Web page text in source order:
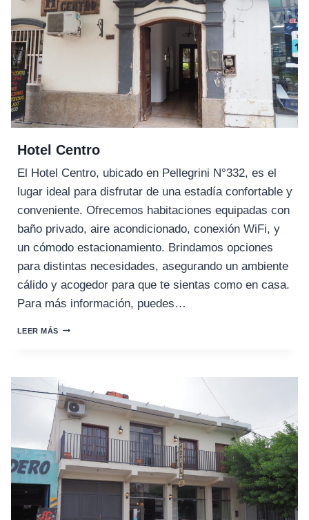
Hotel Centro
El Hotel Centro, ubicado en Pellegrini N°332, es el
lugar ideal para disfrutar de una estadía confortable y
conveniente. Ofrecemos habitaciones equipadas con
baño privado, aire acondicionado, conexión WiFi, y
un cómodo estacionamiento. Brindamos opciones
para distintas necesidades, asegurando un ambiente
cálido y acogedor para que te sientas como en casa.
Para más información, puedes…
LEER MÁSHOTEL